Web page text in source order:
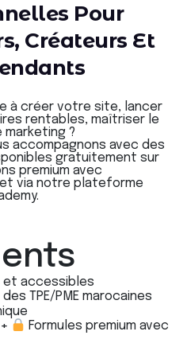
nelles Pour
s, Créateurs Et
endants
à créer votre site, lancer
rentables, maîtriser le
marketing ?
accompagnons avec des
gratuitement sur
premium avec
via notre plateforme
et accessibles
TPE/PME marocaines
Formules premium avec